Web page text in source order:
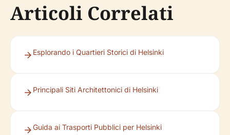
Articoli Correlati
Esplorando i Quartieri Storici di Helsinki
Principali Siti Architettonici di Helsinki
Guida ai Trasporti Pubblici per Helsinki